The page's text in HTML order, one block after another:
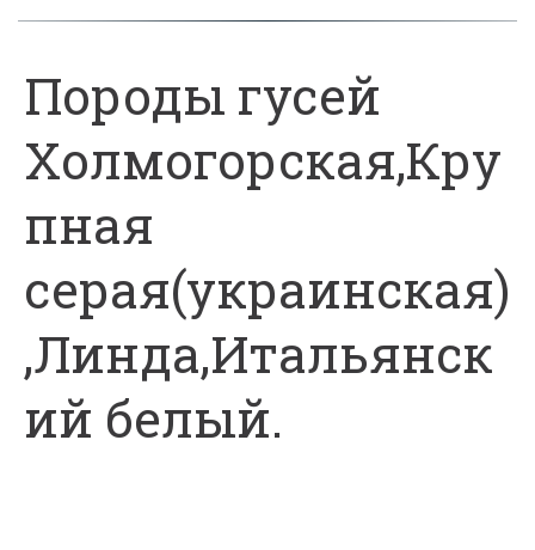
Породы гусей
Холмогорская,Кру
пная
серая(украинская)
,Линда,Итальянск
ий белый.